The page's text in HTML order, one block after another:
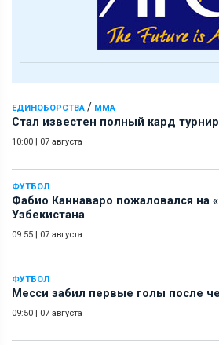
ЕДИНОБОРСТВА / ММА
Стал известен полный кард
10:00 | 07 августа
ФУТБОЛ
Фабио Каннаваро пожаловался на
Узбекистана
09:55 | 07 августа
ФУТБОЛ
Месси забил первые голы после
09:50 | 07 августа